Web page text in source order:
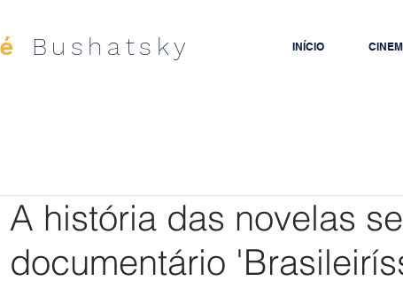
Bushatsky INÍCIO
A história das novelas
documentário